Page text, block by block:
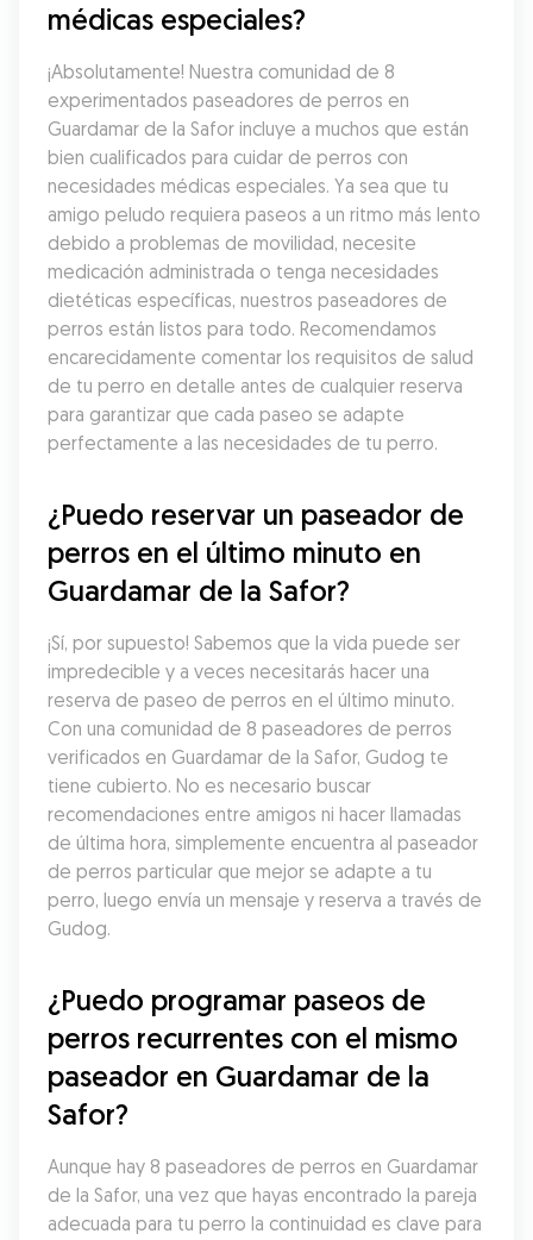
médicas especiales?
¡Absolutamente! Nuestra comunidad de 8
experimentados paseadores de perros en
Guardamar de la Safor incluye a muchos que están
bien cualificados para cuidar de perros con
necesidades médicas especiales. Ya sea que tu
amigo peludo requiera paseos a un ritmo más lento
debido a problemas de movilidad, necesite
medicación administrada o tenga necesidades
dietéticas específicas, nuestros paseadores de
perros están listos para todo. Recomendamos
encarecidamente comentar los requisitos de salud
de tu perro en detalle antes de cualquier reserva
para garantizar que cada paseo se adapte
perfectamente a las necesidades de tu perro.
¿Puedo reservar un paseador de
perros en el último minuto en
Guardamar de la Safor?
¡Sí, por supuesto! Sabemos que la vida puede ser
impredecible y a veces necesitarás hacer una
reserva de paseo de perros en el último minuto.
Con una comunidad de 8 paseadores de perros
verificados en Guardamar de la Safor, Gudog te
tiene cubierto. No es necesario buscar
recomendaciones entre amigos ni hacer llamadas
de última hora, simplemente encuentra al paseador
de perros particular que mejor se adapte a tu
perro, luego envía un mensaje y reserva a través de
Gudog.
¿Puedo programar paseos de
perros recurrentes con el mismo
paseador en Guardamar de la
Safor?
Aunque hay 8 paseadores de perros en Guardamar
de la Safor, una vez que hayas encontrado la pareja
adecuada para tu perro la continuidad es clave para